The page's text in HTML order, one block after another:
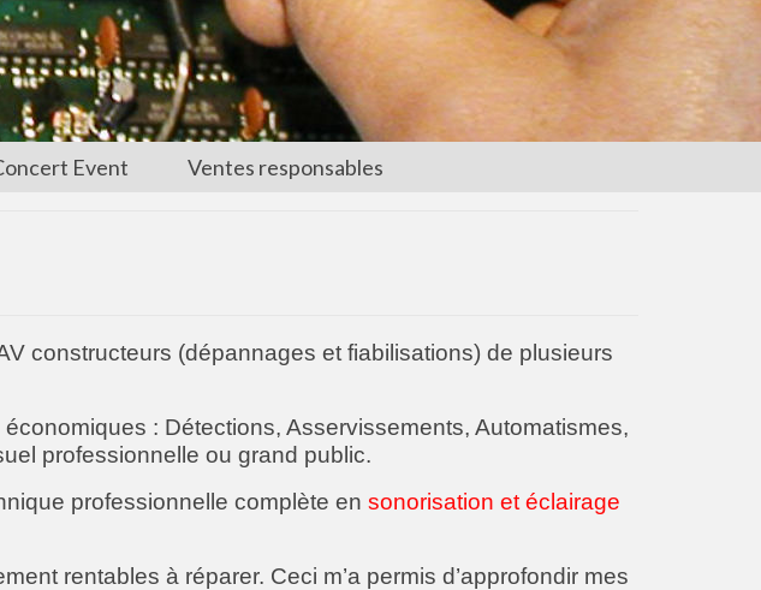
Event Ventes responsables
constructeurs (dépannages et fiabilisations) de plusieurs
: Détections, Asservissements, Automatismes,
professionnelle ou grand public.
professionnelle complète en sonorisation et éclairage
rentables à réparer. Ceci m’a permis d’approfondir mes